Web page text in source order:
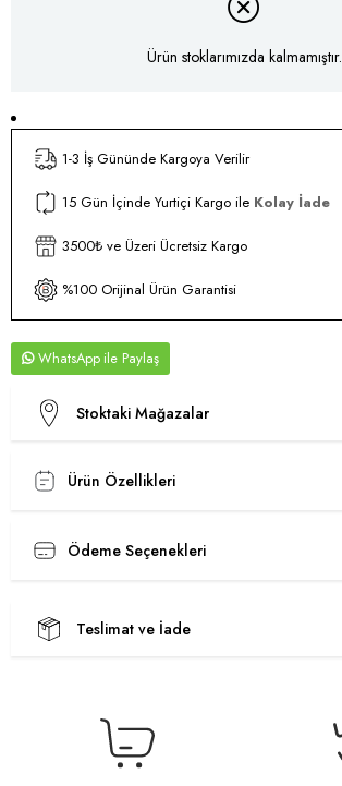
Ürün stoklarımızda kalmamıştır.
1-3 İş Gününde Kargoya Verilir
15 Gün İçinde Yurtiçi Kargo ile Kolay İade
3500₺ ve Üzeri Ücretsiz Kargo
%100 Orijinal Ürün Garantisi
WhatsApp
Stoktaki Mağazalar
Ürün Özellikleri
Ödeme Seçenekleri
Teslimat ve İade